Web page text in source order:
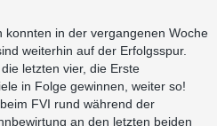
konnten in der vergangenen Woche
weiterhin auf der Erfolgsspur.
letzten vier, die Erste
in Folge gewinnen, weiter so!
FVI rund während der
an den letzten beiden